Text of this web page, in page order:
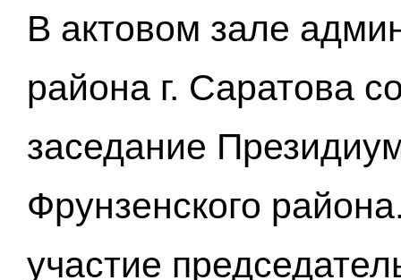
В актовом зале
района г. Саратова
заседание
Фрунзенского
участие